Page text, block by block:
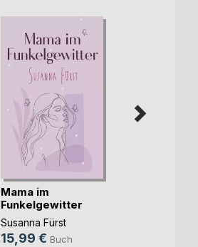
Mama im
Funkelgewitter
Susanna Fürst
15,99 € Buch